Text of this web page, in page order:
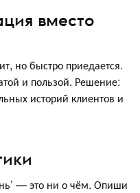
вместо
но быстро приедается.
и пользой. Решение:
историй клиентов и
— это ни о чём. Опиши